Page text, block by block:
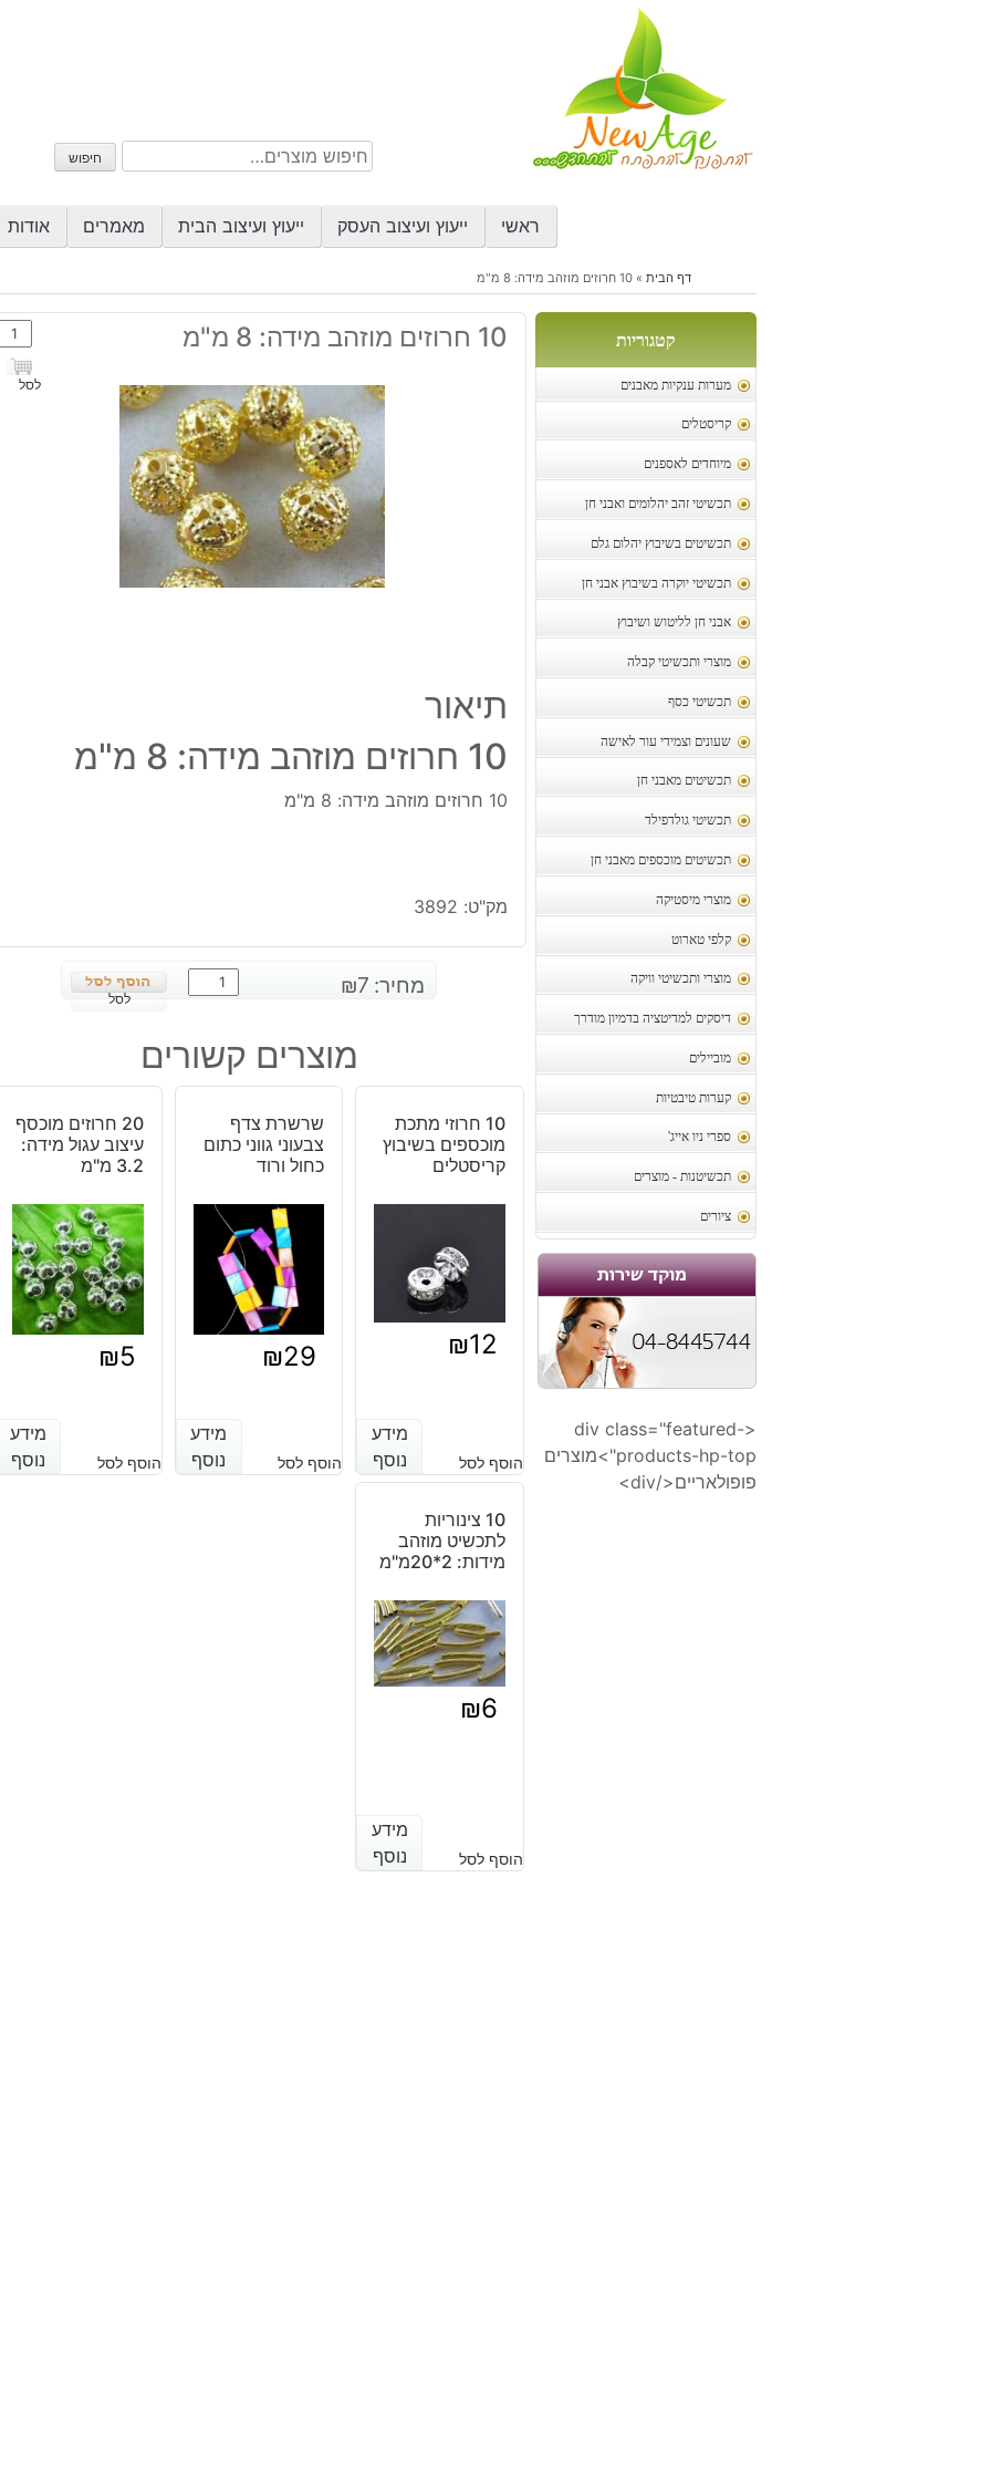
חיפוש
עבור:
חיפוש
ראשי ייעוץ ועיצוב העסק ייעוץ ועיצוב הבית מאמרים אודות
דף הבית »10 חרוזים מוזהב מידה: 8 מ"מ
קטגוריות
מערות ענקיות מאבנים
קריסטלים
מיוחדים לאספנים
תכשיטי זהב יהלומים ואבני חן
תכשיטים בשיבוץ יהלום גלם
תכשיטי יוקרה בשיבוץ אבני חן
אבני חן לליטוש ושיבוץ
מוצרי ותכשיטי קבלה
תכשיטי כסף
שעונים וצמידי עור לאישה
תכשיטים מאבני חן
תכשיטי גולדפילד
תכשיטים מוכספים מאבני חן
מוצרי מיסטיקה
קלפי טארוט
מוצרי ותכשיטי וויקה
דיסקים למדיטציה בדמיון מודרך
מוביילים
קערות טיבטיות
ספרי ניו אייג'
תכשיטנות - מוצרים
ציורים
<div class="featured-
products-hp-top">מוצרים
פופולאריים</div>
10 חרוזים מוזהב מידה: 8 מ"מ
של
10
לסל
תיאור
10 חרוזים מוזהב מידה: 8 מ"מ
10 חרוזים מוזהב מידה: 8 מ"מ
מק"ט: 3892
מחיר: ₪7
כמות
של
חרוזים
מוזהב
8
לסל
מוצרים קשורים
10 חרוזי מתכת
מוכספים בשיבוץ
קריסטלים
₪12
מידע
נוסף
הוסף לסל
מידע
נוסף
שרשרת צדף
צבעוני גווני כתום
כחול ורוד
₪29
מידע
נוסף
הוסף לסל
מידע
נוסף
20 חרוזים מוכסף
עיצוב עגול מידה:
3.2 מ"מ
₪5
מידע
נוסף
הוסף לסל
מידע
נוסף
10 צינוריות
לתכשיט מוזהב
מידות: 2*20מ"מ
₪6
מידע
נוסף
הוסף לסל
מידע
נוסף